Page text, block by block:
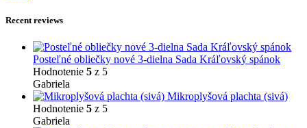
Recent reviews
Posteľné obliečky nové 3-dielna Sada Kráľovský spánok
Hodnotenie 5 z 5
Gabriela
Mikroplyšová plachta (sivá)
Hodnotenie 5 z 5
Gabriela